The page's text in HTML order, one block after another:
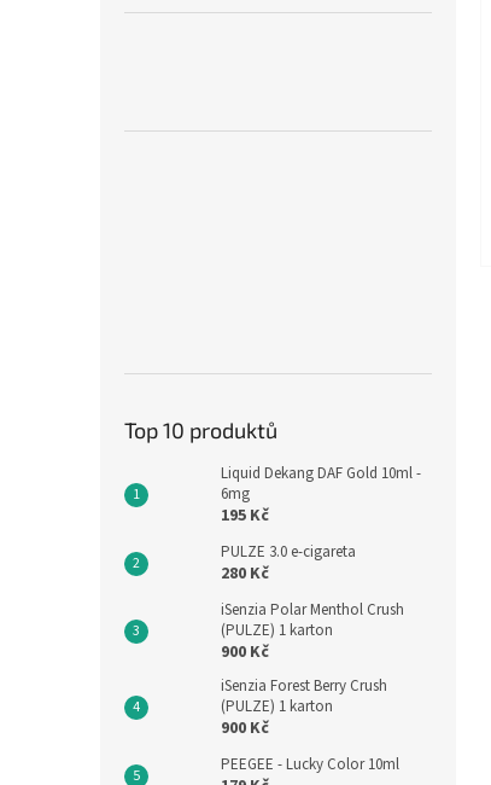
Top 10 produktů
Liquid Dekang DAF Gold 10ml -
6mg
195 Kč
PULZE 3.0 e-cigareta
280 Kč
iSenzia Polar Menthol Crush
(PULZE) 1 karton
900 Kč
iSenzia Forest Berry Crush
(PULZE) 1 karton
900 Kč
PEEGEE - Lucky Color 10ml